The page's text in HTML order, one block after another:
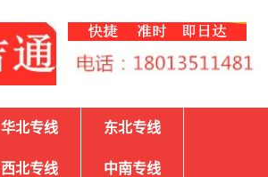
华北专线 东北专线
西北专线 中南专线